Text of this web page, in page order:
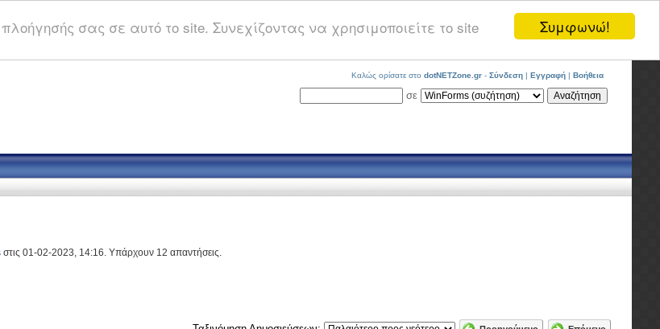
Συμφωνώ!
σας σε αυτό το site. Συνεχίζοντας να χρησιμοποιείτε το site
Καλώς ορίσατε στο dotNETZone.gr - Σύνδεση | Εγγραφή | Βοήθεια
σε
στις 01-02-2023, 14:16. Υπάρχουν 12 απαντήσεις.